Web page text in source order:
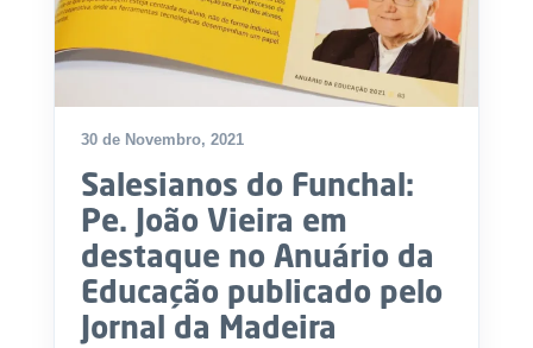
30 de Novembro, 2021
Salesianos do Funchal:
Pe. João Vieira em
destaque no Anuário da
Educação publicado pelo
Jornal da Madeira